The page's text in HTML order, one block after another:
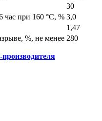
30
час при 160 °С, % 3,0
1,47
%, не менее 280
производителя